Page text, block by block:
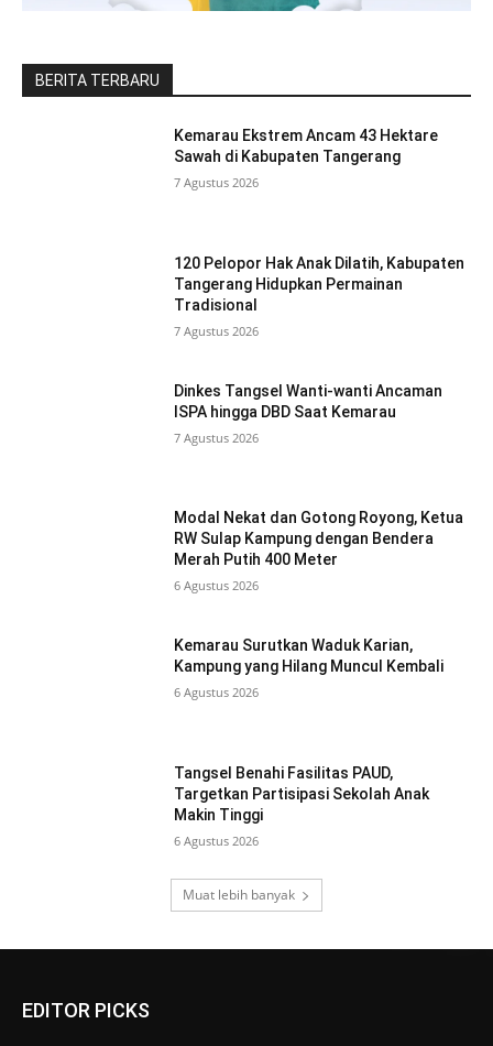
BERITA TERBARU
Kemarau Ekstrem Ancam 43 Hektare
Sawah di Kabupaten Tangerang
7 Agustus 2026
120 Pelopor Hak Anak Dilatih, Kabupaten
Tangerang Hidupkan Permainan
Tradisional
7 Agustus 2026
Dinkes Tangsel Wanti-wanti Ancaman
ISPA hingga DBD Saat Kemarau
7 Agustus 2026
Modal Nekat dan Gotong Royong, Ketua
RW Sulap Kampung dengan Bendera
Merah Putih 400 Meter
6 Agustus 2026
Kemarau Surutkan Waduk Karian,
Kampung yang Hilang Muncul Kembali
6 Agustus 2026
Tangsel Benahi Fasilitas PAUD,
Targetkan Partisipasi Sekolah Anak
Makin Tinggi
6 Agustus 2026
Muat lebih banyak
EDITOR PICKS